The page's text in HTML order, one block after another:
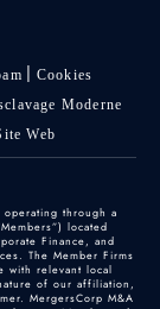
Cookies
Moderne
Web
through a
located
Finance, and
The Member Firms
with relevant local
of our affiliation,
MergersCorp M&A